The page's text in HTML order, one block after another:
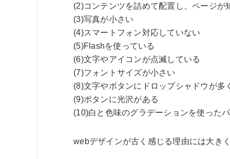
(2)コンテンツを詰めて配置し、ページが
(3)写真が小さい
(4)スマートフォン対応していない
(5)Flashを使っている
(6)文字やアイコンが点滅している
(7)フォントサイズが小さい
(8)文字やボタンにドロップシャドウが多
(9)ボタンに光沢がある
(10)白と色味のグラデーションを使った
webデザインが古く感じる理由には大き